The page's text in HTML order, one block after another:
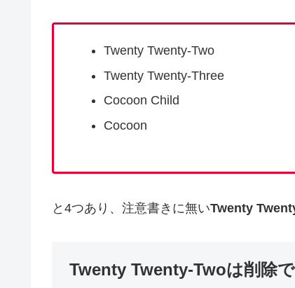
Twenty Twenty-Two
Twenty Twenty-Three
Cocoon Child
Cocoon
と4つあり、注意書きに無いTwenty
Twenty Twenty-Twoは削除で